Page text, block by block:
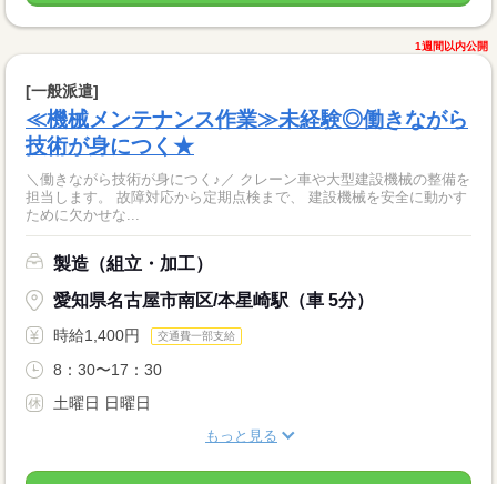
1週間以内公開
[一般派遣]
≪機械メンテナンス作業≫未経験◎働きながら
技術が身につく★
＼働きながら技術が身につく♪／ クレーン車や大型建設機械の整備を
担当します。 故障対応から定期点検まで、 建設機械を安全に動かす
ために欠かせな...
製造（組立・加工）
愛知県名古屋市南区/本星崎駅（車 5分）
時給1,400円 交通費一部支給
8：30〜17：30
土曜日 日曜日
もっと見る